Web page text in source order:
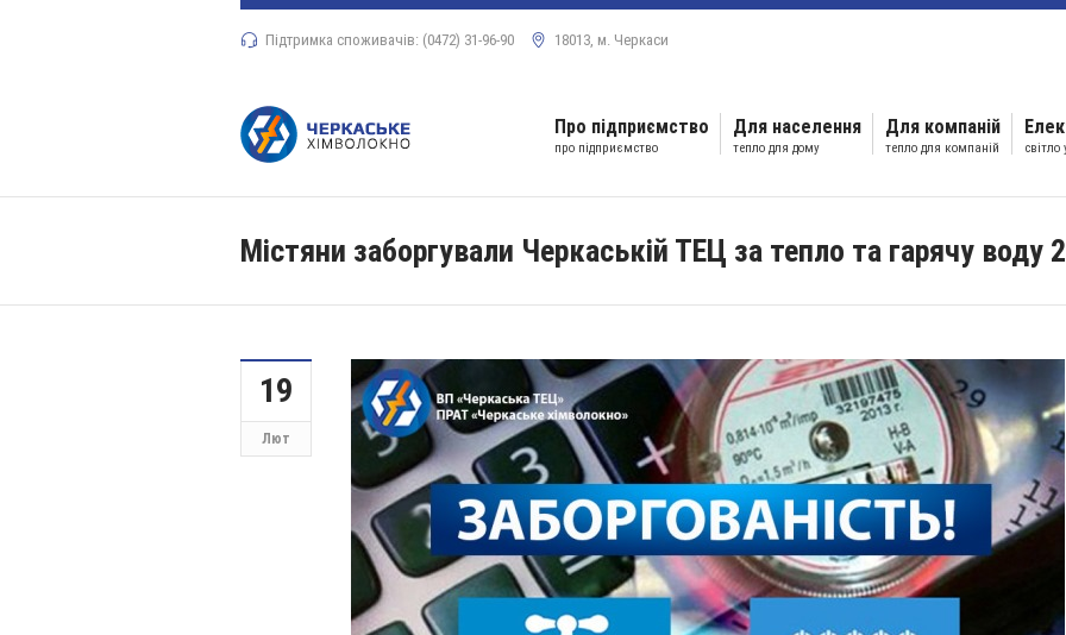
Підтримка споживачів: (0472) 31-96-90 18013, м. Черкаси
Про підприємство
про підприємство
Для населення
тепло для дому
Для компаній
тепло для компаній
Містяни заборгували Черкаській ТЕЦ за тепло та гарячу воду
19
Лют